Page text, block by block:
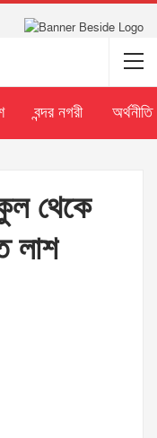
বন্দর নগরী অর্থনীতি
থেকে
লাশ